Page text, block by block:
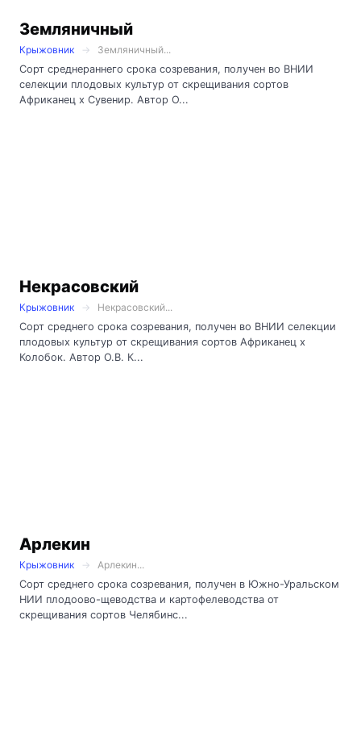
Земляничный
Крыжовник
Земляничный...
Сорт среднераннего срока созревания, получен во ВНИИ
селекции плодовых культур от скрещивания сортов
Африканец х Сувенир. Автор О...
Некрасовский
Крыжовник
Некрасовский...
Сорт среднего срока созревания, получен во ВНИИ селекции
плодовых культур от скрещивания сортов Африканец х
Колобок. Автор О.В. К...
Арлекин
Крыжовник
Арлекин...
Сорт среднего срока созревания, получен в Южно-Уральском
НИИ плодоово-щеводства и картофелеводства от
скрещивания сортов Челябинс...